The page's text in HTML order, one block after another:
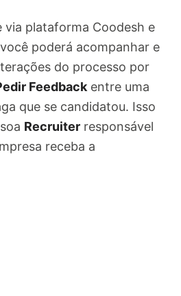
via plataforma Coodesh e
poderá acompanhar e
do processo por
Feedback entre uma
que se candidatou. Isso
Recruiter responsável
receba a